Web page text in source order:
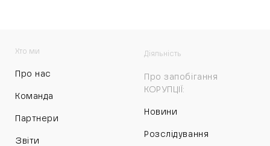
Хто ми
Про нас
Команда
Партнери
Звіти
Діяльність
Про запобігання
КОРУПЦІЇ:
Новини
Розслідування